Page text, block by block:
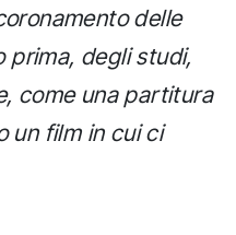
delle
prima, degli studi,
come una partitura
un film in cui ci